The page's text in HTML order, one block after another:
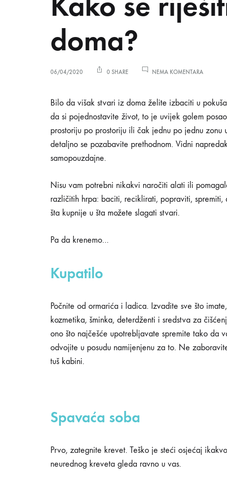
doma?
06/04/2020 0 SHARE NEMA KOMENTARANA
RIJEŠITI
VIŠKA
STVARI
DOMA?
Kako
se
riješiti
viška
stvari
iz
kompletnog
doma?
SHARE
NA
SE
Bilo da višak stvari iz doma želite izbaciti u
da si pojednostavite život, to je uvijek golem
prostoriju po prostoriju ili čak jednu po jednu zonu
detaljno se pozabavite prethodnom. Vidni
samopouzdajne.
Nisu vam potrebni nikakvi naročiti alati ili
različitih hrpa: baciti, reciklirati, popraviti,
šta kupnije u šta možete slagati stvari.
Pa da krenemo…
Kupatilo
Počnite od ormarića i ladica. Izvadite sve što
kozmetika, šminka, deterdženti i sredstva za
ono što najčešće upotrebljavate spremite tako da
odvojite u posudu namijenjenu za to. Ne
tuš kabini.
Spavaća soba
Prvo, zategnite krevet. Teško je steći osjećaj
neurednog kreveta gleda ravno u vas.